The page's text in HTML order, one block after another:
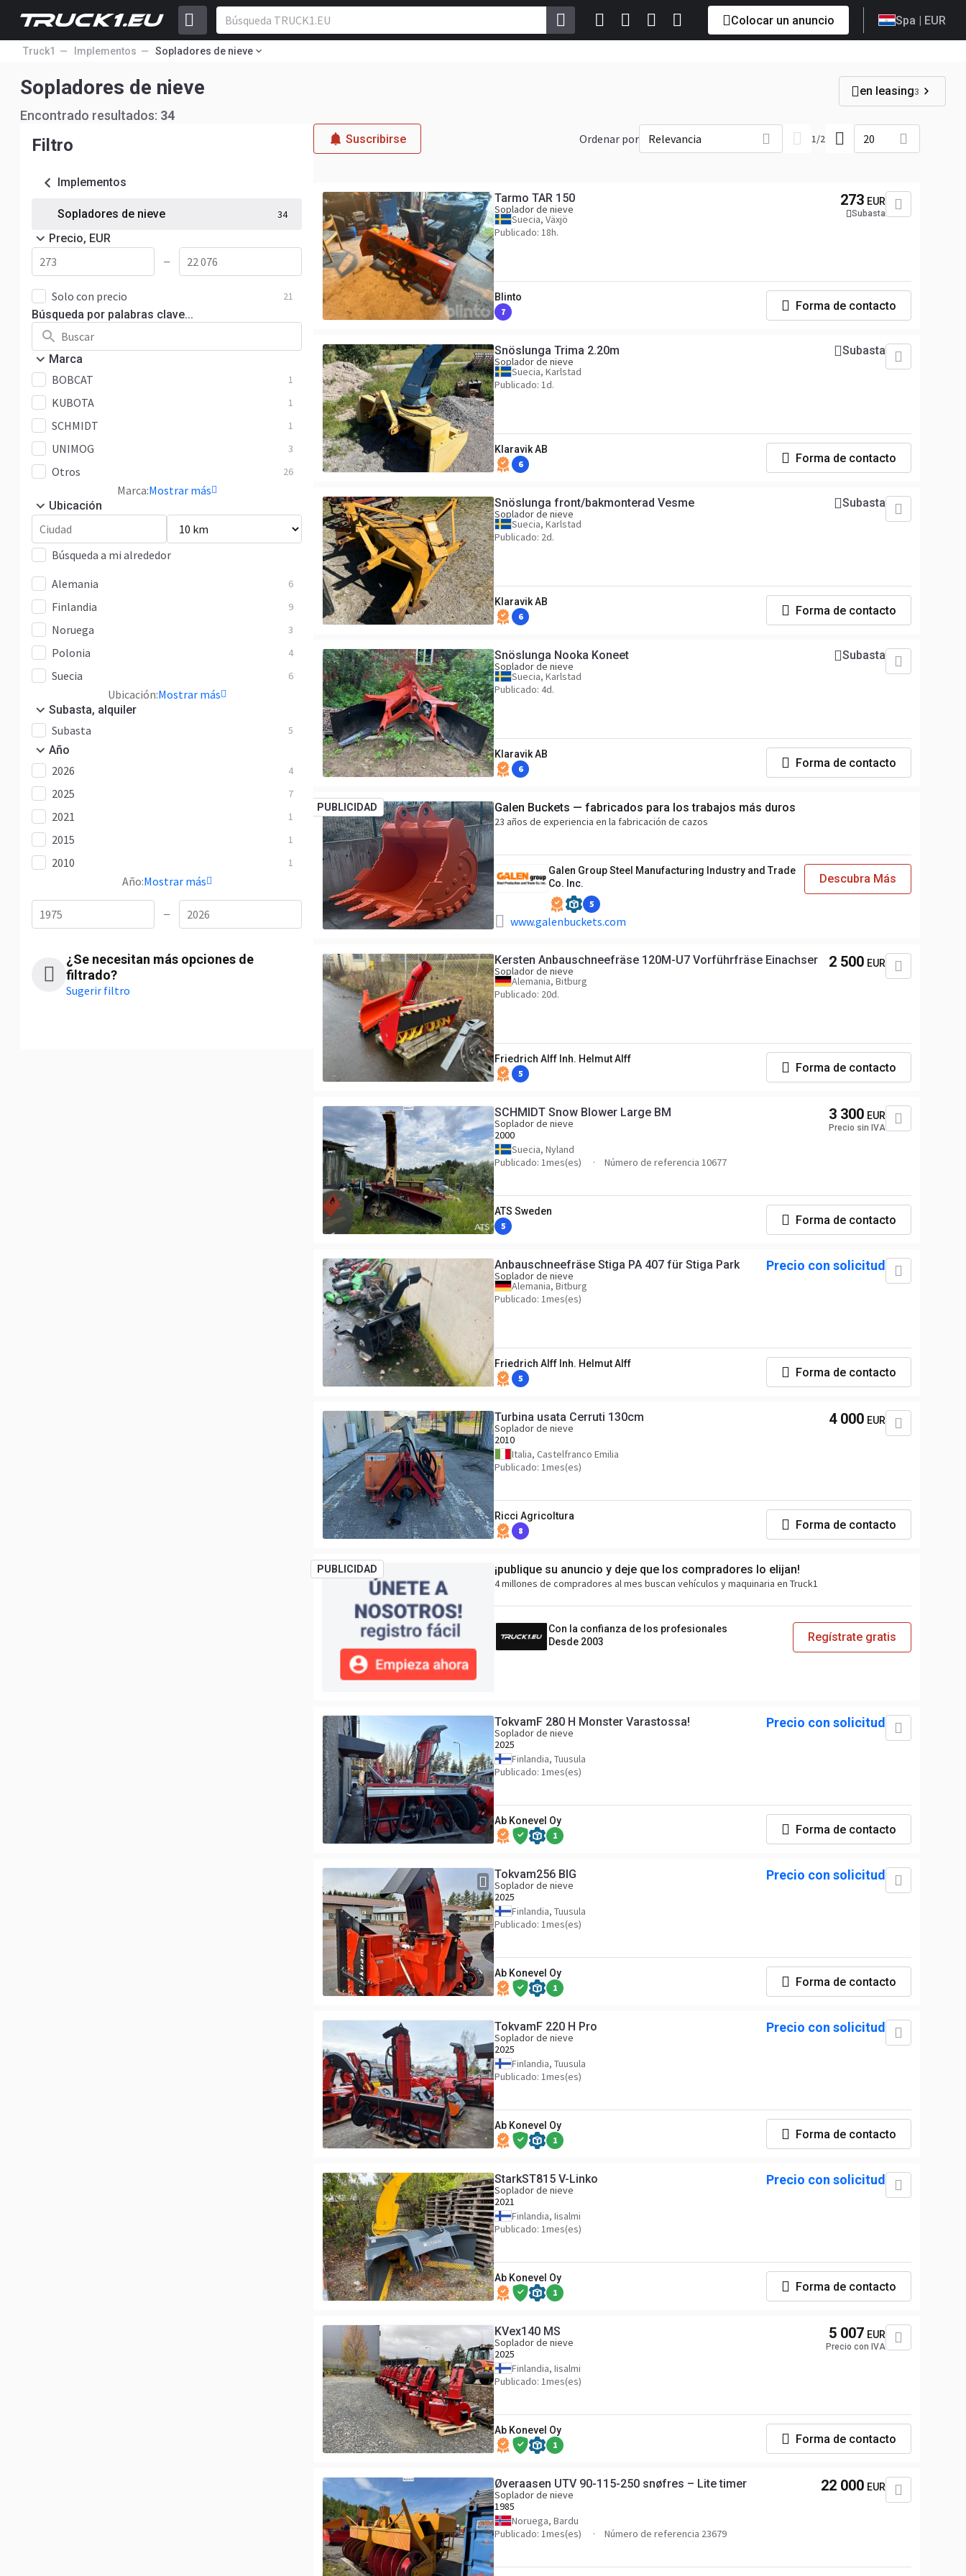
Colocar un anuncio Spa | EUR
Truck1 Implementos Sopladores de nieve
Sopladores de nieve
Encontrado resultados: 34
en leasing3
Filtro
Implementos
Sopladores de nieve 34
Precio, EUR
—
Solo con precio 21
Búsqueda por palabras clave...
Marca
BOBCAT 1
KUBOTA 1
SCHMIDT 1
UNIMOG 3
Otros 26
Marca:Mostrar más
Ubicación
Búsqueda a mi alrededor
Alemania
6
Finlandia 9
Noruega 3
Polonia 4
Suecia 6
Ubicación:Mostrar más
Subasta, alquiler
Subasta 5
Año
2026 4
2025 7
2021 1
2015 1
2010 1
Año:Mostrar más
—
¿Se necesitan más opciones de
filtrado?
Sugerir filtro
Suscribirse Ordenar por Relevancia 1/2 20
Tarmo TAR 150
Soplador de nieve
Suecia, Växjö
Publicado: 18h.
273 EUR
Subasta
Blinto
7 Forma de contacto
Snöslunga Trima 2.20m
Soplador de nieve
Suecia, Karlstad
Publicado: 1d.
Subasta
Klaravik AB
6 Forma de contacto
Snöslunga front/bakmonterad Vesme
Soplador de nieve
Suecia, Karlstad
Publicado: 2d.
Subasta
Klaravik AB
6 Forma de contacto
Snöslunga Nooka Koneet
Soplador de nieve
Suecia, Karlstad
Publicado: 4d.
Subasta
Klaravik AB
6 Forma de contacto
PUBLICIDAD Galen Buckets — fabricados para los trabajos más duros
23 años de experiencia en la fabricación de cazos
Galen Group Steel Manufacturing Industry and Trade
Co. Inc.
5
www.galenbuckets.com
Descubra Más
Kersten Anbauschneefräse 120M-U7 Vorführfräse Einachser
Soplador de nieve
Alemania, Bitburg
Publicado: 20d.
2 500 EUR
Friedrich Alff Inh. Helmut Alff
5 Forma de contacto
SCHMIDT Snow Blower Large BM
Soplador de nieve
2000
Suecia, Nyland
Publicado: 1mes(es)
Número de referencia 10677
3 300 EUR
Precio sin IVA
ATS Sweden
5 Forma de contacto
Anbauschneefräse Stiga PA 407 für Stiga Park
Soplador de nieve
Alemania, Bitburg
Publicado: 1mes(es)
Precio con solicitud
Friedrich Alff Inh. Helmut Alff
5 Forma de contacto
Turbina usata Cerruti 130cm
Soplador de nieve
2010
Italia, Castelfranco Emilia
Publicado: 1mes(es)
4 000 EUR
Ricci Agricoltura
8 Forma de contacto
PUBLICIDAD ¡publique su anuncio y deje que los compradores lo elijan!
4 millones de compradores al mes buscan vehículos y maquinaria en Truck1
Con la confianza de los profesionales
Desde 2003
Regístrate gratis
TokvamF 280 H Monster Varastossa!
Soplador de nieve
2025
Finlandia, Tuusula
Publicado: 1mes(es)
Precio con solicitud
Ab Konevel Oy
1 Forma de contacto
Tokvam256 BIG
Soplador de nieve
2025
Finlandia, Tuusula
Publicado: 1mes(es)
Precio con solicitud
Ab Konevel Oy
1 Forma de contacto
TokvamF 220 H Pro
Soplador de nieve
2025
Finlandia, Tuusula
Publicado: 1mes(es)
Precio con solicitud
Ab Konevel Oy
1 Forma de contacto
StarkST815 V-Linko
Soplador de nieve
2021
Finlandia, Iisalmi
Publicado: 1mes(es)
Precio con solicitud
Ab Konevel Oy
1 Forma de contacto
KVex140 MS
Soplador de nieve
2025
Finlandia, Iisalmi
Publicado: 1mes(es)
5 007 EUR
Precio con IVA
Ab Konevel Oy
1 Forma de contacto
Øveraasen UTV 90-115-250 snøfres – Lite timer
Soplador de nieve
1985
Noruega, Bardu
Publicado: 1mes(es)
Número de referencia 23679
22 000 EUR